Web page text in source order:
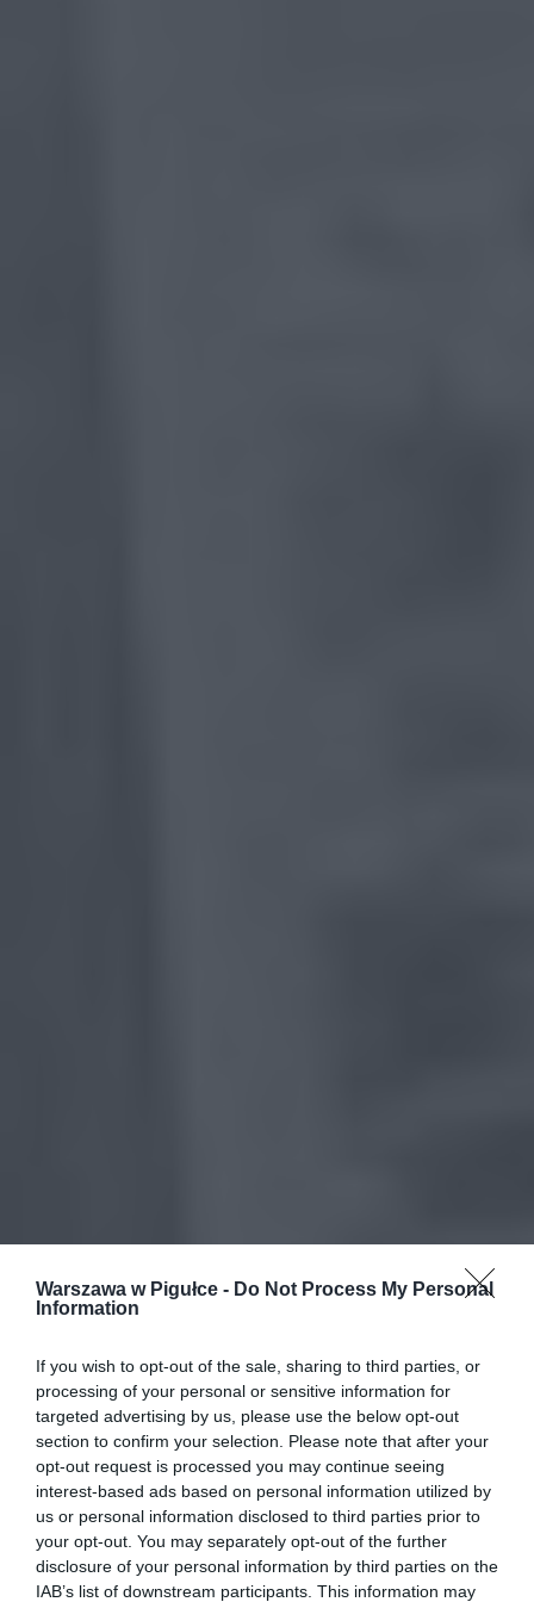
Warszawa w Pigułce - Do Not Process My Personal
Information
If you wish to opt-out of the sale, sharing to third parties, or
processing of your personal or sensitive information for
targeted advertising by us, please use the below opt-out
section to confirm your selection. Please note that after your
opt-out request is processed you may continue seeing
interest-based ads based on personal information utilized by
us or personal information disclosed to third parties prior to
your opt-out. You may separately opt-out of the further
disclosure of your personal information by third parties on the
IAB’s list of downstream participants. This information may